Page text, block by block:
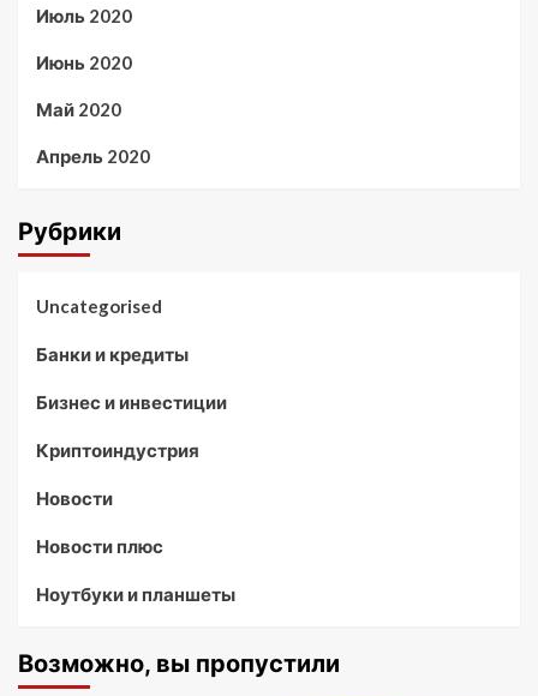
Июль 2020
Июнь 2020
Май 2020
Апрель 2020
Рубрики
Uncategorised
Банки и кредиты
Бизнес и инвестиции
Криптоиндустрия
Новости
Новости плюс
Ноутбуки и планшеты
Возможно, вы пропустили